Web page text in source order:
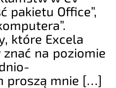
pakietu Office”,
które Excela
na poziomie
proszą mnie […]